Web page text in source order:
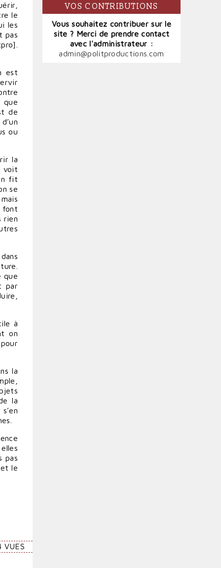
le
les
pas
est
que
de
ou
la
voit
fit
se
font
rien
que
par
à
on
la
la
pas
le
VUES
VOS CONTRIBUTIONS
Vous souhaitez contribuer sur le
site ? Merci de prendre contact
avec l'administrateur :
admin@politproductions.com